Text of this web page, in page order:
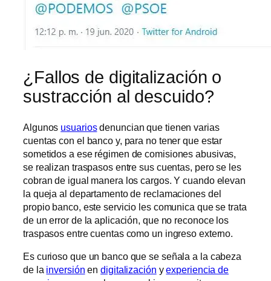
¿Fallos de digitalización o
sustracción al descuido?
Algunos usuariosdenuncian que tienen varias
cuentas con el banco y, para no tener que estar
sometidos a ese régimen de comisiones abusivas,
se realizan traspasos entre sus cuentas, pero se les
cobran de igual manera los cargos. Y cuando elevan
la queja al departamento de reclamaciones del
propio banco, este servicio les comunica que se trata
de un error de la aplicación, que no reconoce los
traspasos entre cuentas como un ingreso externo.
Es curioso que un banco que se señala a la cabeza
de la inversión endigitalización yexperiencia de